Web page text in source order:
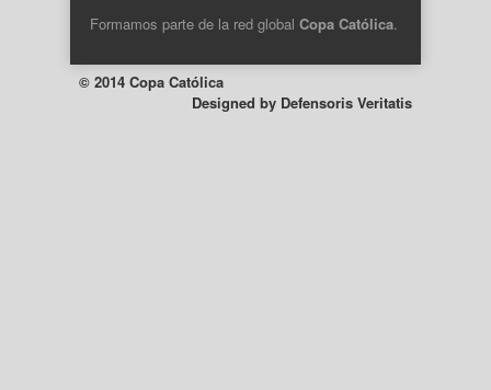
Formamos parte de la red global Copa Católica.
© 2014 Copa Católica
Designed by Defensoris Veritatis